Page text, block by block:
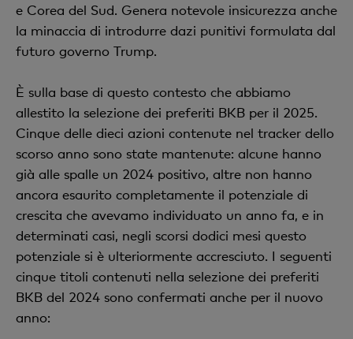
e Corea del Sud. Genera notevole insicurezza anche
la minaccia di introdurre dazi punitivi formulata dal
futuro governo Trump.
È sulla base di questo contesto che abbiamo
allestito la selezione dei preferiti BKB per il 2025.
Cinque delle dieci azioni contenute nel tracker dello
scorso anno sono state mantenute: alcune hanno
già alle spalle un 2024 positivo, altre non hanno
ancora esaurito completamente il potenziale di
crescita che avevamo individuato un anno fa, e in
determinati casi, negli scorsi dodici mesi questo
potenziale si è ulteriormente accresciuto. I seguenti
cinque titoli contenuti nella selezione dei preferiti
BKB del 2024 sono confermati anche per il nuovo
anno: